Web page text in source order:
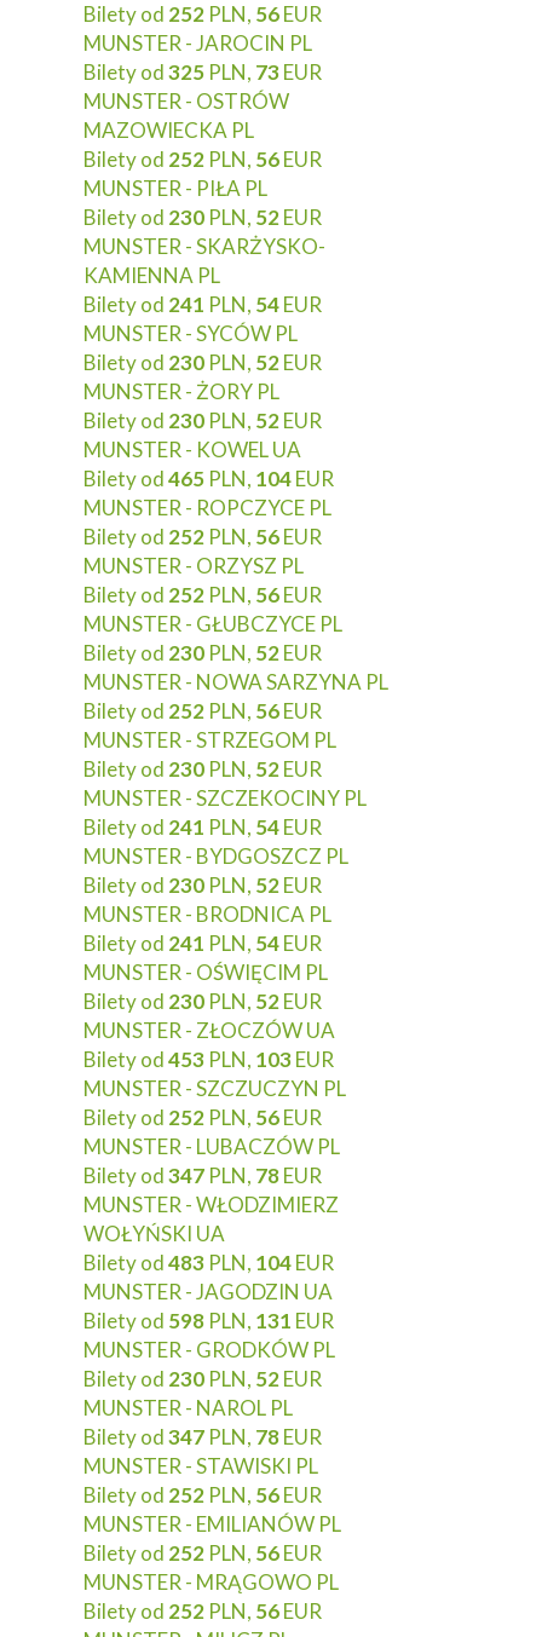
Bilety od 252 PLN, 56EUR
MUNSTER - JAROCIN PL
Bilety od325 PLN, 73EUR
MUNSTER - OSTRÓW
MAZOWIECKA PL
Bilety od 252 PLN, 56EUR
MUNSTER - PIŁA PL
Bilety od 230 PLN, 52EUR
MUNSTER - SKARŻYSKO-
KAMIENNA PL
Bilety od 241 PLN, 54EUR
MUNSTER - SYCÓW PL
Bilety od 230 PLN, 52EUR
MUNSTER - ŻORY PL
Bilety od 230 PLN, 52EUR
MUNSTER - KOWEL UA
Bilety od465 PLN, 104EUR
MUNSTER - ROPCZYCE PL
Bilety od 252 PLN, 56EUR
MUNSTER - ORZYSZ PL
Bilety od 252 PLN, 56EUR
MUNSTER - GŁUBCZYCE PL
Bilety od 230 PLN, 52EUR
MUNSTER - NOWA SARZYNA PL
Bilety od 252 PLN, 56EUR
MUNSTER - STRZEGOM PL
Bilety od 230 PLN, 52EUR
MUNSTER - SZCZEKOCINY PL
Bilety od 241 PLN, 54EUR
MUNSTER - BYDGOSZCZ PL
Bilety od 230 PLN, 52EUR
MUNSTER - BRODNICA PL
Bilety od 241 PLN, 54EUR
MUNSTER - OŚWIĘCIM PL
Bilety od 230 PLN, 52EUR
MUNSTER - ZŁOCZÓW UA
Bilety od453 PLN, 103EUR
MUNSTER - SZCZUCZYN PL
Bilety od 252 PLN, 56EUR
MUNSTER - LUBACZÓW PL
Bilety od347 PLN, 78EUR
MUNSTER - WŁODZIMIERZ
WOŁYŃSKI UA
Bilety od483 PLN, 104EUR
MUNSTER - JAGODZIN UA
Bilety od 598 PLN, 131 EUR
MUNSTER - GRODKÓW PL
Bilety od 230 PLN, 52EUR
MUNSTER - NAROL PL
Bilety od347 PLN, 78EUR
MUNSTER - STAWISKI PL
Bilety od 252 PLN, 56EUR
MUNSTER - EMILIANÓW PL
Bilety od 252 PLN, 56EUR
MUNSTER - MRĄGOWO PL
Bilety od 252 PLN, 56EUR